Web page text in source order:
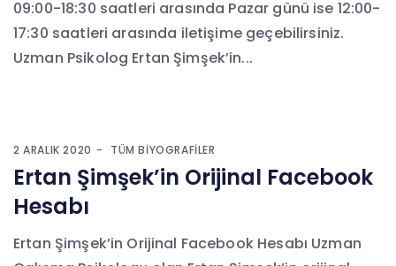
09:00-18:30 saatleri arasında Pazar günü ise 12:00-
17:30 saatleri arasında iletişime geçebilirsiniz.
Uzman Psikolog Ertan Şimşek’in...
2 ARALIK 2020 TÜM BIYOGRAFILER
Ertan Şimşek’in Orijinal Facebook
Hesabı
Ertan Şimşek’in Orijinal Facebook Hesabı Uzman